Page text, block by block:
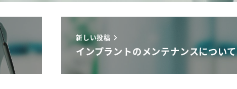
新しい投稿
インプラントのメンテナンスについて